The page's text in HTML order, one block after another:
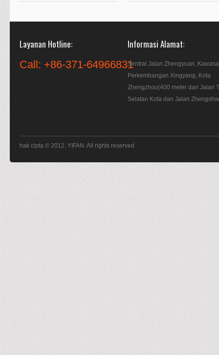
Layanan Hotline
Call: +86-371-64966831
Informasi Alamat
Sentral Jalan Zhengyuan,
Perkembangan Xingyang, Kota
Zhengzhou(400 meter dari Jalan
Selatan Kota dan Jalan
hak cipta © 2012. YIFAN. All rights reserved